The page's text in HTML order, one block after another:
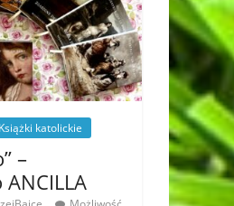
Książki katolickie
–